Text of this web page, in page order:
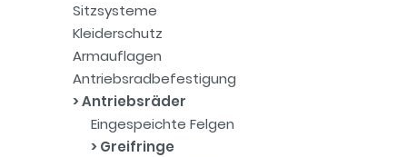
Sitzsysteme
Kleiderschutz
Armauflagen
Antriebsradbefestigung
Antriebsräder
Eingespeichte Felgen
Greifringe